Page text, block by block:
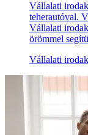
Vállalati
teherautóval.
Vállalati
örömmel
Vállalati